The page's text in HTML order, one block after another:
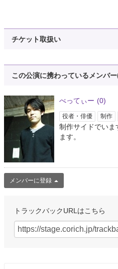
チケット取扱い
この公演に携わっているメンバー
べってぃー (0)
役者・俳優 制作
制作サイドでいま
ます。
メンバーに登録
トラックバックURLはこちら